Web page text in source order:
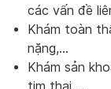
các vấn đề
Khám toàn
nặng,…
Khám sản